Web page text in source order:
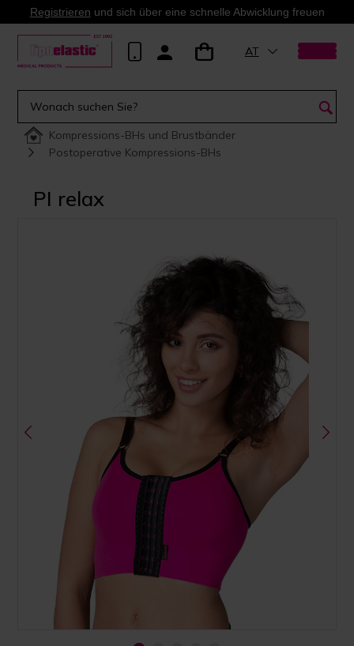
Registrieren und sich über eine schnelle Abwicklung freuen
AT
Kompressions-BHs und Brustbänder
Postoperative Kompressions-BHs
PI relax